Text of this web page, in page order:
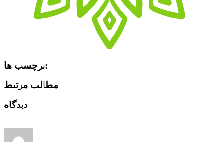
برچسب ها:
مطالب مرتبط
دیدگاه